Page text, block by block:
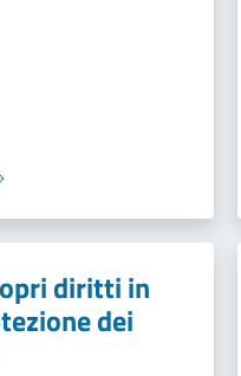
diritti in
dei